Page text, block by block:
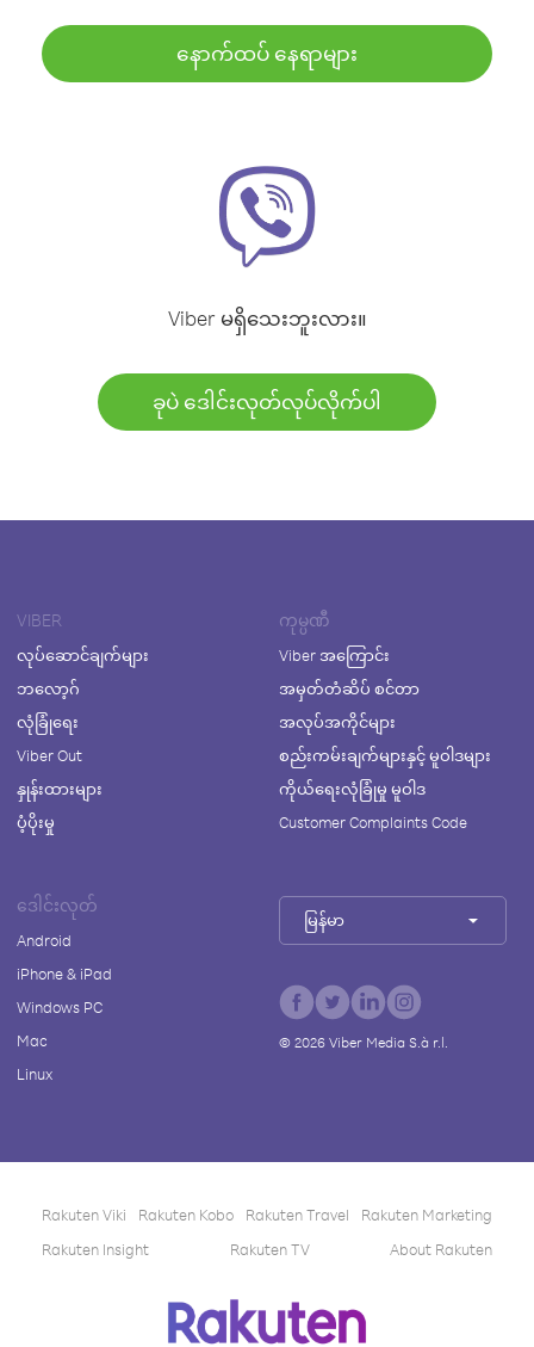
နောက်ထပ် နေရာများ
Viber မရှိသေးဘူးလား။
ခုပဲ ဒေါင်းလုတ်လုပ်လိုက်ပါ
VIBER
လုပ်ဆောင်ချက်များ
ဘလော့ဂ်
လုံခြုံရေး
Viber Out
နှုန်းထားများ
ပံ့ပိုးမှု
ကုမ္ပဏီ
Viber အကြောင်း
အမှတ်တံဆိပ် စင်တာ
အလုပ်အကိုင်များ
စည်းကမ်းချက်များနှင့် မူဝါဒများ
ကိုယ်ရေးလုံခြုံမှု မူဝါဒ
Customer Complaints Code
ဒေါင်းလုတ်
Android
iPhone & iPad
Windows PC
Mac
Linux
မြန်မာ
© 2026Viber Media S.à r.l.
Rakuten Viki Rakuten Kobo Rakuten Travel
Rakuten Marketing
Rakuten Insight
Rakuten TV About Rakuten